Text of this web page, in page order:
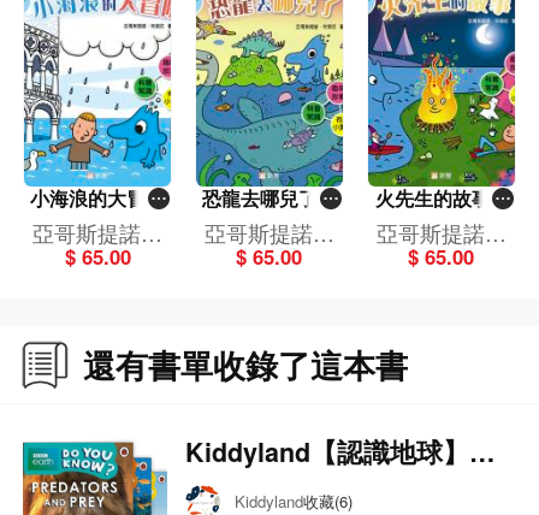
小海浪的大冒險
(16)[好奇水先生]
亞哥斯提諾．
特萊尼
$ 65.00
恐龍去哪兒了？
(15)[好奇水先生]
亞哥斯提諾．
特萊尼
$ 65.00
火先生的故事(1
4)[好奇水先生]
亞哥斯提諾．
特萊尼
$ 65.00
還有書單收錄了這本書
Kiddyland【認識地球】書
籍推介Kiddyland收藏(6)